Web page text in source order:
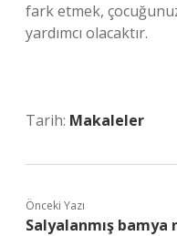
fark etmek,
yardımcı olacaktır.
Tarih: Makaleler
Önceki Yazı
Salyalanmış bamya